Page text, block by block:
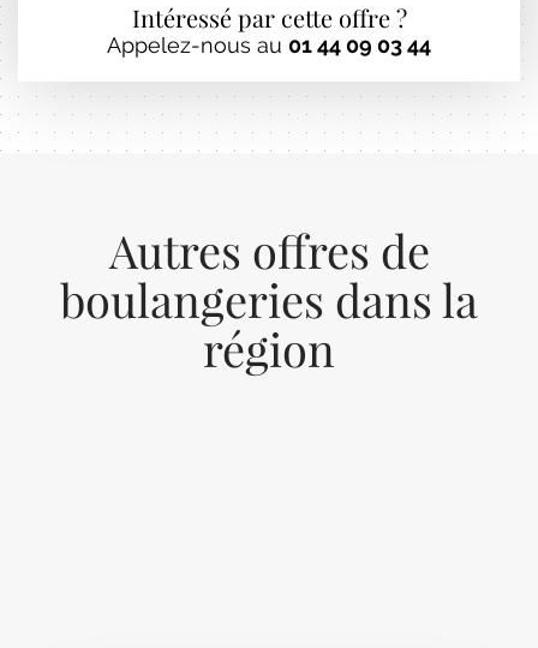
Intéressé par cette offre ?
Appelez-nous au 01 44 09 03 44
Autres offres de
boulangeries dans la
région